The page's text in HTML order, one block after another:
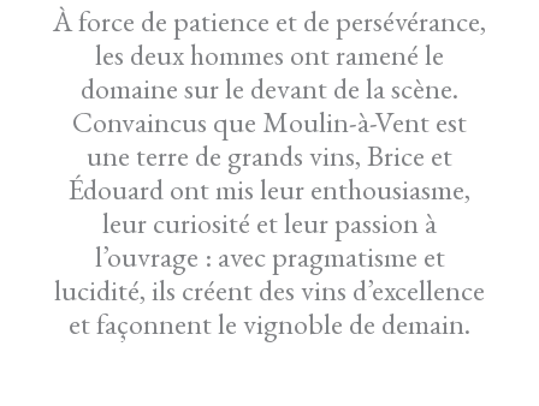
À force de patience et de persévérance,
les deux hommes ont ramené le
domaine sur le devant de la scène.
Convaincus que Moulin-à-Vent est
une terre de grands vins, Brice et
Édouard ont mis leur enthousiasme,
leur curiosité et leur passion à
l’ouvrage : avec pragmatisme et
lucidité, ils créent des vins d’excellence
et façonnent le vignoble de demain.